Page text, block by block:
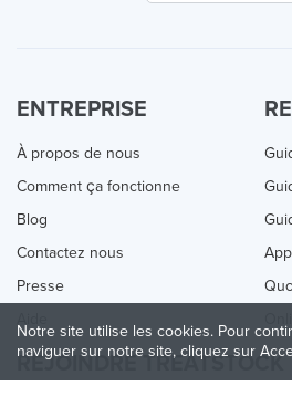
ENTREPRISE
À propos de nous
Comment ça fonctionne
Blog
Contactez nous
Presse
REJOINDRE TREATSTOCK
Notre site utilise les cookies. Pour
naviguer sur notre site, cliquez sur